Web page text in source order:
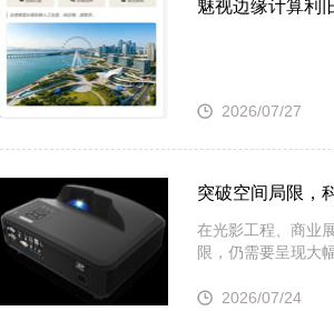
魅视边缘计算利
2026/07/27
突破空间局限，
在光影工程、商业
限，仍需要呈现大
2026/07/24